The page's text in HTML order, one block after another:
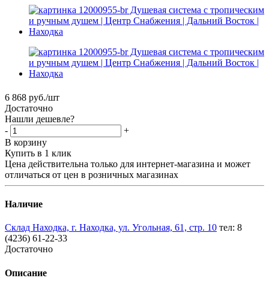
6 868 руб./шт
Достаточно
Нашли дешевле?
-
+
В корзину
Купить в 1 клик
Цена действительна только для интернет-магазина и может
отличаться от цен в розничных магазинах
Наличие
Склад Находка, г. Находка, ул. Угольная, 61, стр. 10 тел: 8
(4236) 61-22-33
Достаточно
Описание